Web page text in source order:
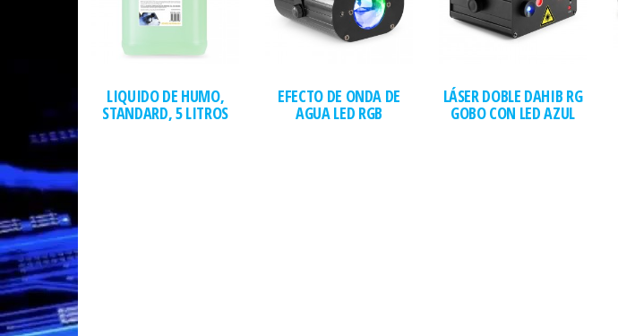
LIQUIDO DE HUMO,
STANDARD, 5 LITROS
EFECTO DE ONDA DE
AGUA LED RGB
LÁSER DOBLE DAHIB RG
GOBO CON LED AZUL